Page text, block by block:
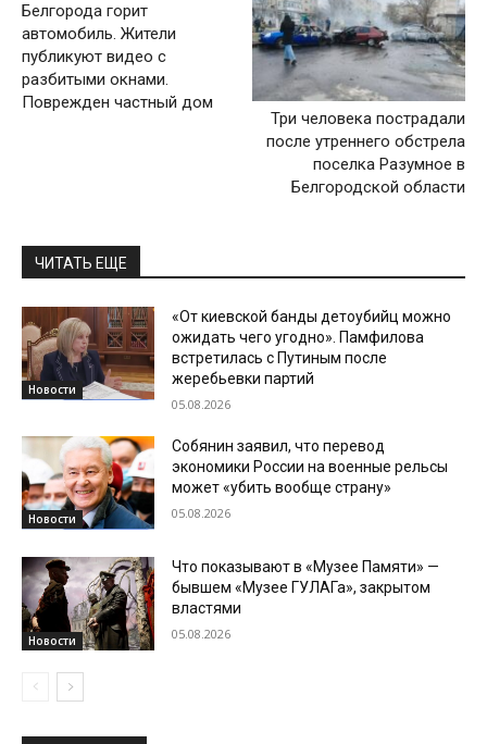
Белгорода горит
автомобиль. Жители
публикуют видео с
разбитыми окнами.
Поврежден частный дом
Три человека пострадали
после утреннего обстрела
поселка Разумное в
Белгородской области
ЧИТАТЬ ЕЩЕ
Новости
«От киевской банды детоубийц можно
ожидать чего угодно». Памфилова
встретилась с Путиным после
жеребьевки партий
05.08.2026
Новости
Собянин заявил, что перевод
экономики России на военные рельсы
может «убить вообще страну»
05.08.2026
Новости
Что показывают в «Музее Памяти» —
бывшем «Музее ГУЛАГа», закрытом
властями
05.08.2026